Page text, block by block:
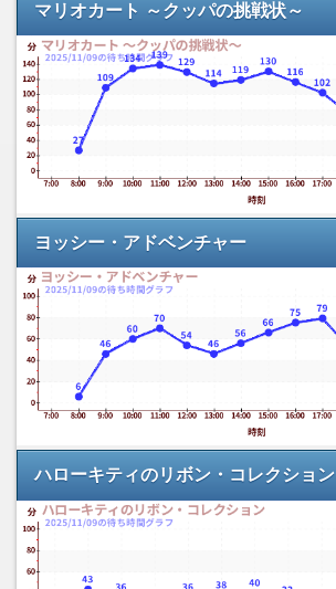
マリオカート ～クッパの挑戦状～
ヨッシー・アドベンチャー
ハローキティのリボン・コレクション